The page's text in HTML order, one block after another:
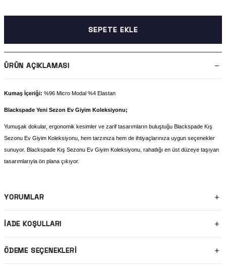
SEPETE EKLE
ÜRÜN AÇIKLAMASI
Kumaş İçeriği: %96 Micro Modal %4 Elastan
Blackspade Yeni Sezon Ev Giyim Koleksiyonu;
Yumuşak dokular, ergonomik kesimler ve zarif tasarımların buluştuğu Blackspade Kış
Sezonu Ev Giyim Koleksiyonu, hem tarzınıza hem de ihtiyaçlarınıza uygun seçenekler
sunuyor. Blackspade Kış Sezonu Ev Giyim Koleksiyonu, rahatlığı en üst düzeye taşıyan
tasarımlarıyla ön plana çıkıyor.
YORUMLAR
İADE KOŞULLARI
ÖDEME SEÇENEKLERI